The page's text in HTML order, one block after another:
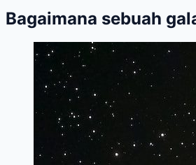
Bagaimana sebuah